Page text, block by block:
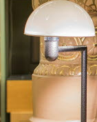
kan hjälpa
hjälper
i bibliotekets